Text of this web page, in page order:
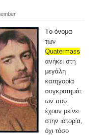
Tο όνομα
των
Quatermass
ανήκει στη
μεγάλη
κατηγορία
συγκροτημάτ
ων που
έχουν μείνει
στην ιστορία,
όχι τόσο